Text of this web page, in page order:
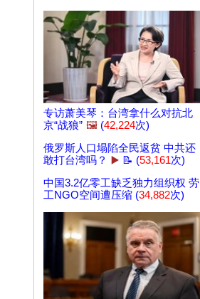
专访萧美琴：台湾拿什么对抗北
京“战狼” 🖼️ (42,224次)
俄罗斯人口塌陷全民返贫 中共还
敢打台湾吗？
▶️ 📝 (53,161次)
中国3.2亿零工缺乏独力组织权 劳
工NGO空间遭压缩 (34,882次)